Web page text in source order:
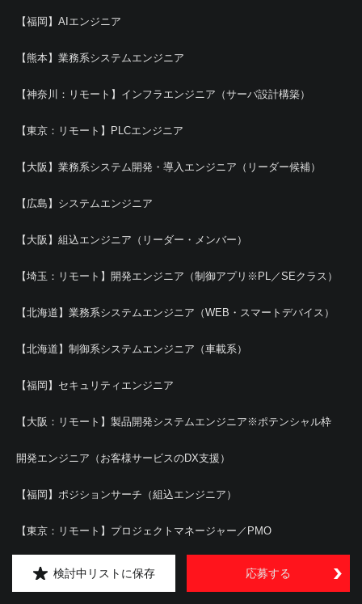
【福岡】AIエンジニア
【熊本】業務系システムエンジニア
【神奈川：リモート】インフラエンジニア（サーバ設計構築）
【東京：リモート】PLCエンジニア
【大阪】業務系システム開発・導入エンジニア（リーダー候補）
【広島】システムエンジニア
【大阪】組込エンジニア（リーダー・メンバー）
【埼玉：リモート】開発エンジニア（制御アプリ※PL／SEクラス）
【北海道】業務系システムエンジニア（WEB・スマートデバイス）
【北海道】制御系システムエンジニア（車載系）
【福岡】セキュリティエンジニア
【大阪：リモート】製品開発システムエンジニア※ポテンシャル枠
開発エンジニア（お客様サービスのDX支援）
【福岡】ポジションサーチ（組込エンジニア）
【東京：リモート】プロジェクトマネージャー／PMO
【東京：リモート】システムエンジニア／インフラエンジニア
検討中リストに保存 応募する